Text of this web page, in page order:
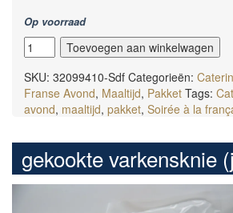
Op voorraad
Diner
à
la
française
aantal
Toevoegen aan winkelwagen
SKU: 32099410-Sdf Categorieën:
Franse Avond, Maaltijd, Pakket Tags:
avond, maaltijd, pakket, Soirée à la
gekookte varkensknie